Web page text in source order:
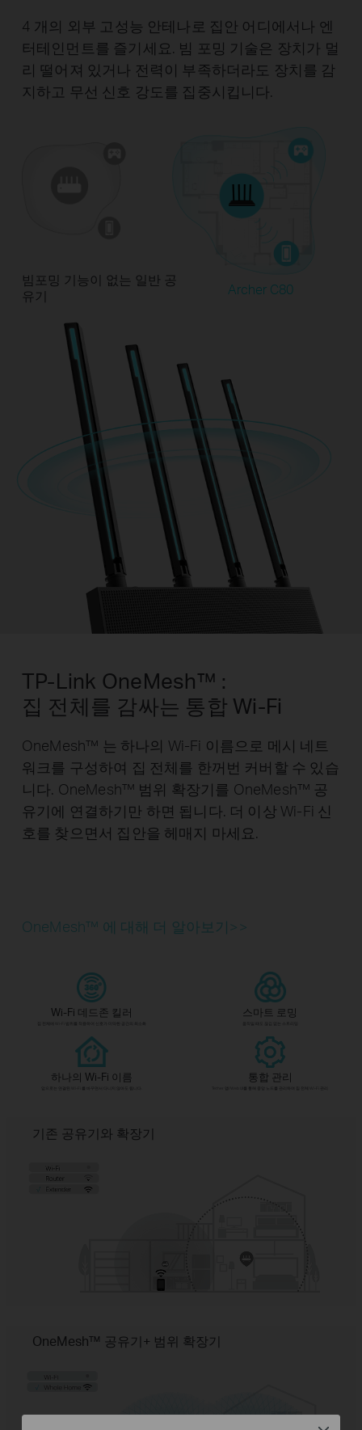
4 개의 외부 고성능 안테나로 집안 어디에서나 엔
터테인먼트를 즐기세요. 빔 포밍 기술은 장치가 멀
리 떨어져 있거나 전력이 부족하더라도 장치를 감
지하고 무선 신호 강도를 집중시킵니다.
빔포밍 기능이 없는 일반 공
유기
Archer C80
TP-Link OneMesh™ :
집 전체를 감싸는 통합 Wi-Fi
OneMesh™ 는 하나의 Wi-Fi 이름으로 메시 네트
워크를 구성하여 집 전체를 한꺼번 커버할 수 있습
니다. OneMesh™ 범위 확장기를 OneMesh™ 공
유기에 연결하기만 하면 됩니다. 더 이상 Wi-Fi 신
호를 찾으면서 집안을 헤매지 마세요.
OneMesh™ 에 대해 더 알아보기>>
Wi-Fi 데드존 킬러 스마트 로밍
하나의 Wi-Fi 이름
앞으로는 연결된 Wi-Fi 를 바꾸면서 다니지 않아도 됩니다.
통합 관리
Tether 앱/Web UI를 통해 중앙 노드를 관리하여 집 전체 Wi-Fi 관리
기존 공유기와 확장기
OneMesh™ 공유기+ 범위 확장기